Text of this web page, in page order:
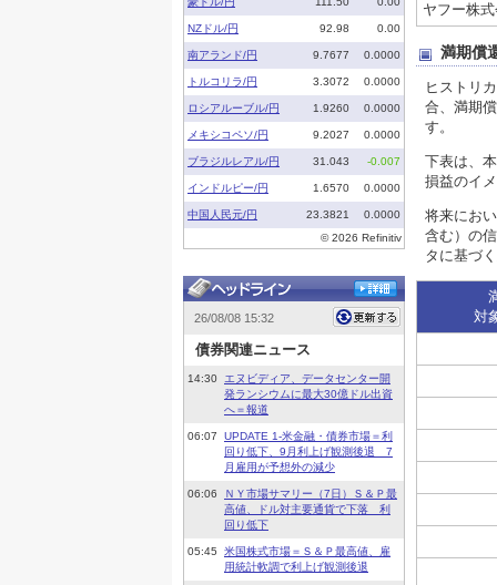
ヤフー株
満期償
ヒストリ
合、満期
す。
下表は、
損益のイ
将来にお
含む）の
タに基づ
対